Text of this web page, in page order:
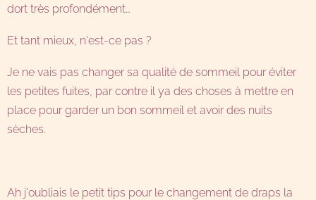
dort très profondément…
Et tant mieux, n'est-ce pas ?
Je ne vais pas changer sa qualité de sommeil pour éviter
les petites fuites, par contre il ya des choses à mettre en
place pour garder un bon sommeil et avoir des nuits
sèches.
Ah j'oubliais le petit tips pour le changement de draps la